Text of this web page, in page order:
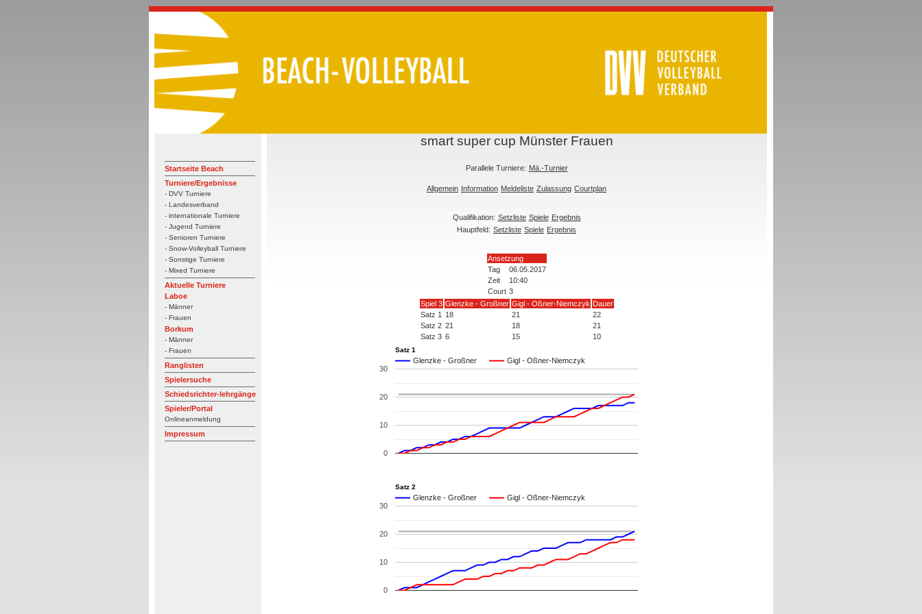
Startseite Beach
Turniere/Ergebnisse
- DVV Turniere
- Landesverband
- internationale Turniere
- Jugend Turniere
- Senioren Turniere
- Snow-Volleyball Turniere
- Sonstige Turniere
- Mixed Turniere
Aktuelle Turniere
Laboe
- Männer
- Frauen
Borkum
- Männer
- Frauen
Ranglisten
Spielersuche
Schiedsrichter-lehrgänge
Spieler/Portal
Onlineanmeldung
Impressum
smart super cup Münster Frauen
Parallele Turniere: Mä.-Turnier
Allgemein Information Meldeliste Zulassung Courtplan
Qualifikation: Setzliste Spiele Ergebnis
Hauptfeld: Setzliste Spiele Ergebnis
Ansetzung
Tag
06.05.2017
Zeit
10:40
Court 3
Spiel 3 Glenzke - Großner Gigl - Oßner-Niemczyk Dauer
Satz 1
18 21
22
Satz 2 21 18
21
Satz 3 6 15 10
Satz 1
Glenzke - Großner Gigl - Oßner-Niemczyk
0
10
20
30
Satz 2
Glenzke - Großner Gigl - Oßner-Niemczyk
0
10
20
30